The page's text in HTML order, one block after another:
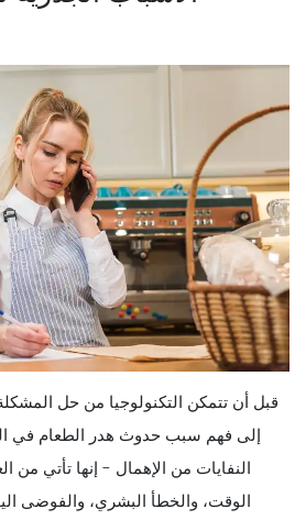
قبل أن تتمكن التكنولوجيا من حل
إلى فهم سبب حدوث هدر الطعام في
النفايات من الإهمال - إنها تأتي من
الوقت، والخطأ البشري، والفوضى